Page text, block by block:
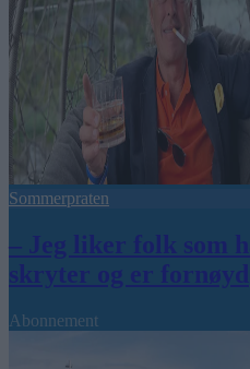
Sommerpraten
– Jeg liker folk som
skryter og er fornøyd
Abonnement